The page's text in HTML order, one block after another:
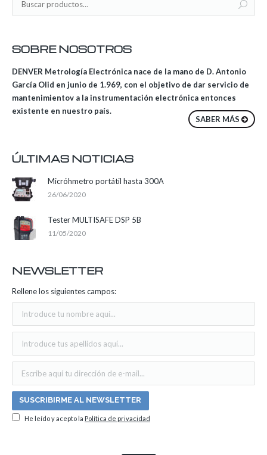
SOBRE NOSOTROS
DENVER Metrología Electrónica nace de la mano de D. Antonio
García Olid en junio de 1.969, con el objetivo de dar servicio de
mantenimientov a la instrumentación electrónica entonces
existente en nuestro país.
SABER MÁS
ÚLTIMAS NOTICIAS
Micróhmetro portátil hasta 300A
26/06/2020
Tester MULTISAFE DSP 5B
11/05/2020
NEWSLETTER
Rellene los siguientes campos:
He leído y acepto la Política de privacidad